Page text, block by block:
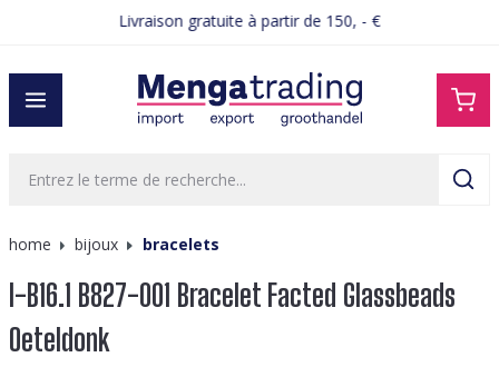
Livraison gratuite à partir de 150, - €
home bijoux bracelets
I-B16.1 B827-001 Bracelet Facted Glassbeads
Oeteldonk